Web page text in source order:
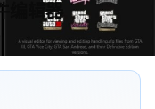
编辑器